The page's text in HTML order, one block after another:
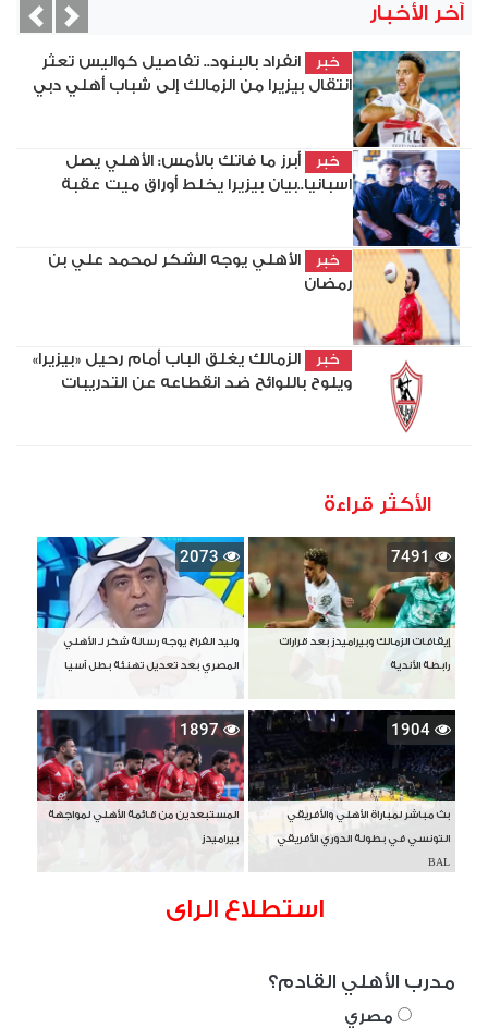
آخر الأخبار
خبر
انفراد بالبنود.. تفاصيل كواليس تعثر
انتقال بيزيرا من الزمالك إلى شباب أهلي دبي
خبر
أبرز ما فاتك بالأمس: الأهلي يصل
اسبانيا..بيان بيزيرا يخلط أوراق ميت عقبة
خبر
الأهلي يوجه الشكر لمحمد علي بن
رمضان
خبر
الزمالك يغلق الباب أمام رحيل «بيزيرا»
ويلوح باللوائح ضد انقطاعه عن التدريبات
Next
الأكثر قراءة
7491
إيقافات الزمالك وبيراميدز بعد قرارات
رابطة الأندية
2073
وليد الفراج يوجه رسالة شكر لـ الأهلي
المصري بعد تعديل تهنئة بطل آسيا
1904
بث مباشر لمباراة الأهلي والأفريقي
التونسي في بطولة الدوري الأفريقي
BAL
1897
المستبعدين من قائمة الأهلي لمواجهة
بيراميدز
استطلاع الراى
مدرب الأهلي القادم؟
مصري